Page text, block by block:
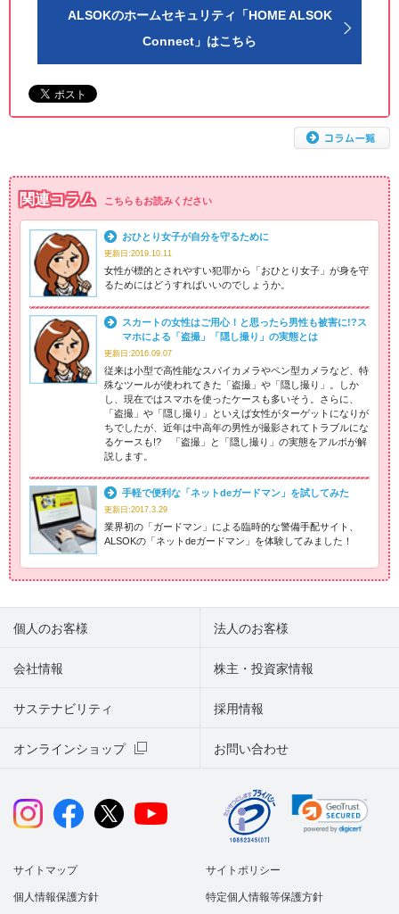
ALSOKのホームセキュリティ「HOME ALSOK
Connect」はこちら
関連コラム こちらもお読みください
おひとり女子が自分を守るために
更新日:2019.10.11
女性が標的とされやすい犯罪から「おひとり女子」が身を守
るためにはどうすればいいのでしょうか。
スカートの女性はご用心！と思ったら男性も被害に!?ス
マホによる「盗撮」「隠し撮り」の実態とは
更新日:2016.09.07
従来は小型で高性能なスパイカメラやペン型カメラなど、特
殊なツールが使われてきた「盗撮」や「隠し撮り」。しか
し、現在ではスマホを使ったケースも多いそう。さらに、
「盗撮」や「隠し撮り」といえば女性がターゲットになりが
ちでしたが、近年は中高年の男性が撮影されてトラブルにな
るケースも!? 「盗撮」と「隠し撮り」の実態をアルボが解
説します。
手軽で便利な「ネットdeガードマン」を試してみた
更新日:2017.3.29
業界初の「ガードマン」による臨時的な警備手配サイト、
ALSOKの「ネットdeガードマン」を体験してみました！
個人のお客様 法人のお客様
会社情報 株主・投資家情報
サステナビリティ
オンラインショップ お問い合わせ
採用情報
サイトマップ サイトポリシー
個人情報保護方針 特定個人情報等保護方針